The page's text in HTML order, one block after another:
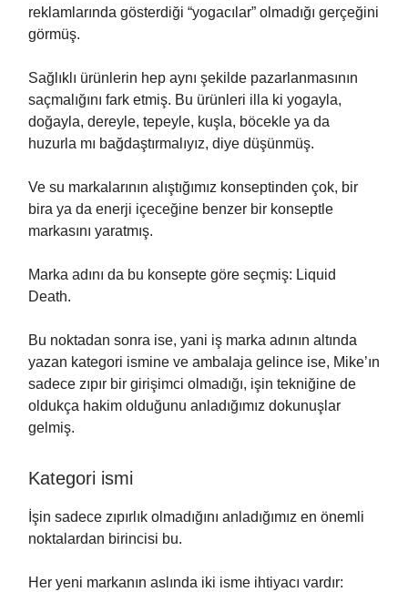
reklamlarında gösterdiği “yogacılar” olmadığı gerçeğini
görmüş.
Sağlıklı ürünlerin hep aynı şekilde pazarlanmasının
saçmalığını fark etmiş. Bu ürünleri illa ki yogayla,
doğayla, dereyle, tepeyle, kuşla, böcekle ya da
huzurla mı bağdaştırmalıyız, diye düşünmüş.
Ve su markalarının alıştığımız konseptinden çok, bir
bira ya da enerji içeceğine benzer bir konseptle
markasını yaratmış.
Marka adını da bu konsepte göre seçmiş: Liquid
Death.
Bu noktadan sonra ise, yani iş marka adının altında
yazan kategori ismine ve ambalaja gelince ise, Mike’ın
sadece zıpır bir girişimci olmadığı, işin tekniğine de
oldukça hakim olduğunu anladığımız dokunuşlar
gelmiş.
Kategori ismi
İşin sadece zıpırlık olmadığını anladığımız en önemli
noktalardan birincisi bu.
Her yeni markanın aslında iki isme ihtiyacı vardır: